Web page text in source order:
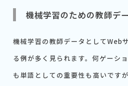
機械学習のための教師デ
機械学習の教師データとしてWeb
る例が多く見られます。何ゲーシ
も単語としての重要性も高いです